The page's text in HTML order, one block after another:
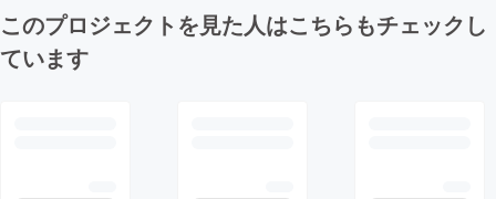
このプロジェクトを見た人はこちらもチェックし
ています